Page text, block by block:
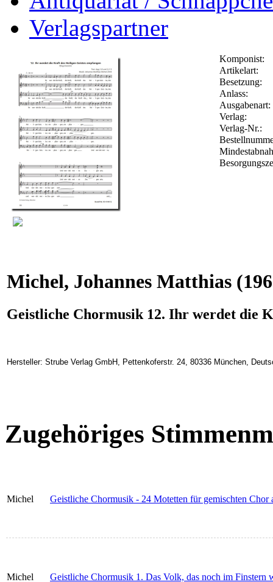
Verlagspartner
Komponist:
Artikelart:
Besetzung:
Anlass:
Ausgabenart:
Verlag:
Verlag-Nr.:
Michel, Johannes Matthias
Geistliche Chormusik 12. Ihr werdet die
Hersteller: Strube Verlag GmbH, Pettenkoferstr. 24, 80336 München,
Zugehöriges
Michel Geistliche Chormusik - 24 Motetten für gemischten Chor
Michel Geistliche Chormusik 1. Das Volk, das noch im Finstern